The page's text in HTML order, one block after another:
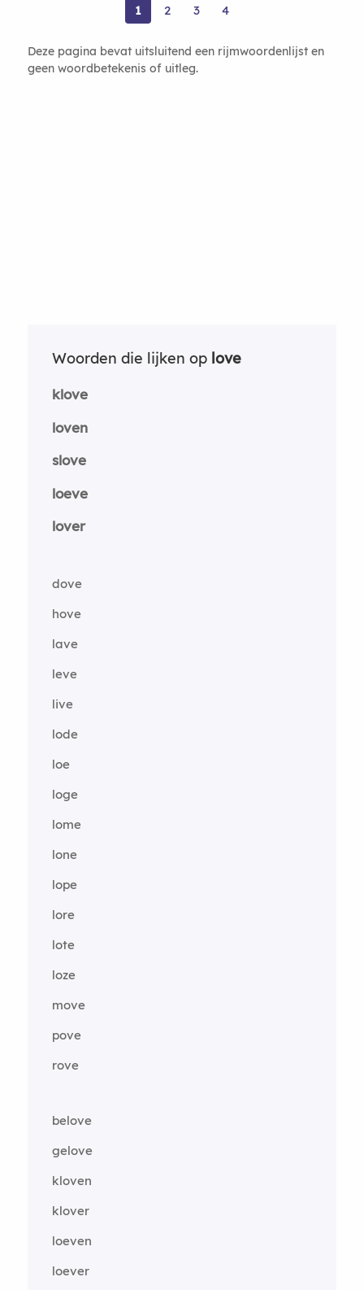
1 2 3 4
Deze pagina bevat uitsluitend een rijmwoordenlijst en
geen woordbetekenis of uitleg.
Woorden die lijken op love
klove
loven
slove
loeve
lover
dove
hove
lave
leve
live
lode
loe
loge
lome
lone
lope
lore
lote
loze
move
pove
rove
belove
gelove
kloven
klover
loeven
loever